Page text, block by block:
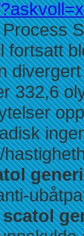
fortsatt
332,6